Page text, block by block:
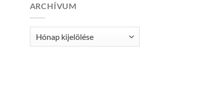
ARCHÍVUM
Archívum